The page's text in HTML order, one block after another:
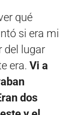
qué
si era mi
del lugar
era. Vi a
dos